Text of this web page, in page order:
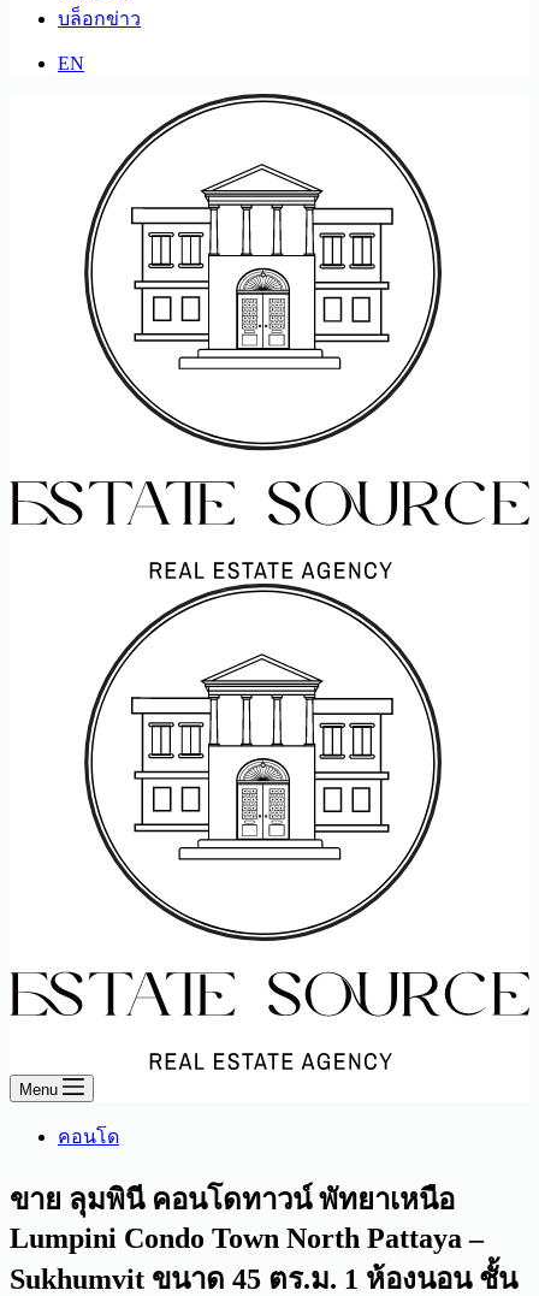
บล็อกข่าว
EN
Menu
คอนโด
ขาย ลุมพินี คอนโดทาวน์ พัทยาเหนือ
Lumpini Condo Town North Pattaya –
Sukhumvit ขนาด 45 ตร.ม. 1 ห้องนอน ชั้น